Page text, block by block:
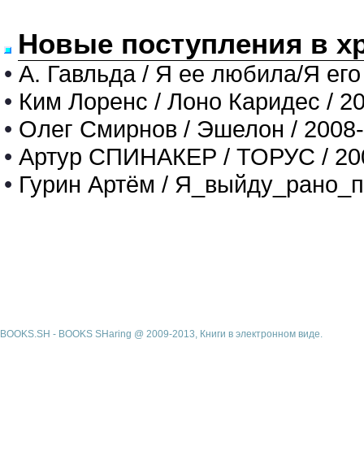
Новые поступления в
• А. Гавльда / Я ее любила/Я
• Ким Лоренс / Лоно Каридес /
• Олег Смирнов / Эшелон /
• Артур СПИНАКЕР / ТОРУС /
• Гурин Артём /
BOOKS.SH - BOOKS SHaring @ 2009-2013, Книги в электронном виде.